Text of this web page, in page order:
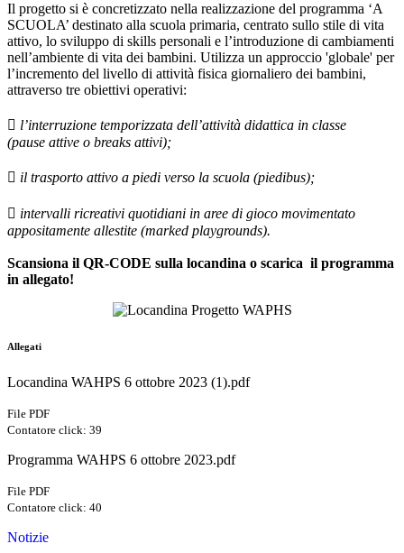
Il progetto si è concretizzato nella realizzazione del programma ‘A
SCUOLA’ destinato alla scuola primaria, centrato sullo stile di vita
attivo, lo sviluppo di skills personali e l’introduzione di cambiamenti
nell’ambiente di vita dei bambini. Utilizza un approccio 'globale' per
l’incremento del livello di attività fisica giornaliero dei bambini,
attraverso tre obiettivi operativi:
 l’interruzione temporizzata dell’attività didattica in classe
(pause attive o breaks attivi);
 il trasporto attivo a piedi verso la scuola (piedibus);
 intervalli ricreativi quotidiani in aree di gioco movimentato
appositamente allestite (marked playgrounds).
Scansiona il QR-CODE sulla locandina o scarica il programma
in allegato!
Allegati
Locandina WAHPS 6 ottobre 2023 (1).pdf
File PDF
Contatore click: 39
Programma WAHPS 6 ottobre 2023.pdf
File PDF
Contatore click: 40
Notizie